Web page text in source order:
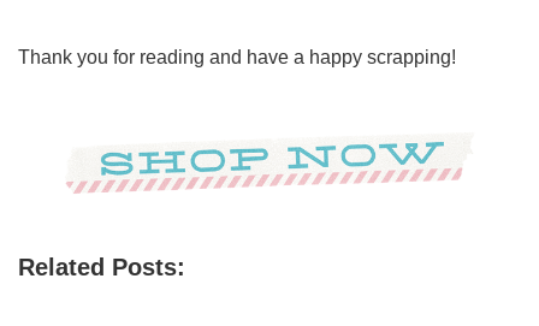
Thank you for reading and have a happy scrapping!
Related Posts: